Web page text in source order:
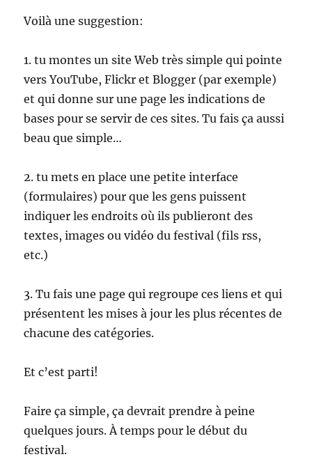
Voilà une suggestion:
1. tu montes un site Web très simple qui pointe
vers YouTube, Flickr et Blogger (par exemple)
et qui donne sur une page les indications de
bases pour se servir de ces sites. Tu fais ça aussi
beau que simple…
2. tu mets en place une petite interface
(formulaires) pour que les gens puissent
indiquer les endroits où ils publieront des
textes, images ou vidéo du festival (fils rss,
etc.)
3. Tu fais une page qui regroupe ces liens et qui
présentent les mises à jour les plus récentes de
chacune des catégories.
Et c’est parti!
Faire ça simple, ça devrait prendre à peine
quelques jours. À temps pour le début du
festival.